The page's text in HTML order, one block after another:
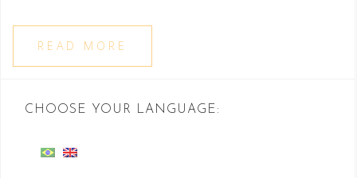
READ MORE
CHOOSE YOUR LANGUAGE: